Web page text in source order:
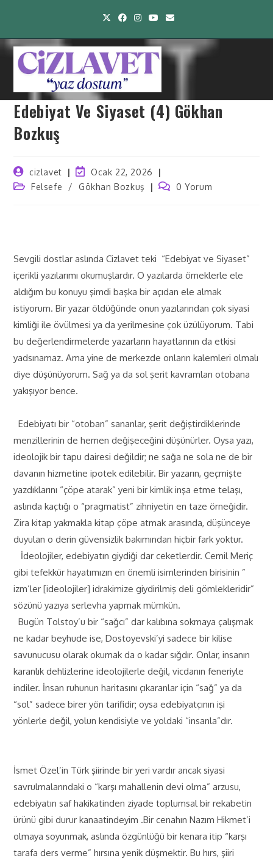
Edebiyat Ve Siyaset (4) Gökhan
Bozkuş
cizlavet
Ocak 22, 2026
Felsefe
/ Gökhan Bozkuş 0 Yorum
Sevgili dostlar aslında Cizlavet teki “Edebiyat ve Siyaset”
içerikli yazılarımı okumuşlardır. O yazılarda örneklerle ele
aldığım bu konuyu şimdi başka bir açıdan ele almak
istiyorum. Bir yazar öldüğünde onun yazılarından çok siyasi
kimliği ile övülmesi ya da yerilmesine çok üzülüyorum. Tabi
bu değerlendirmelerde yazarların hayatlarının da etkisi
yadsınamaz. Ama yine de merkezde onların kalemleri olmalı
diye düşünüyorum. Sağ ya da sol şerit kavramları otobana
yakışıyor bence.
Edebiyatı bir “otoban” sananlar, şerit değiştirdiklerinde
menzillerinin de hemen değişeceğini düşünürler. Oysa yazı,
ideolojik bir tapu dairesi değildir; ne sağa ne sola ne de bir
davanın hizmetine ipotek edilebilir. Bir yazarın, geçmişte
yazdıklarını “çöpe atarak” yeni bir kimlik inşa etme telaşı,
aslında kaçtığı o “pragmatist” zihniyetin en taze örneğidir.
Zira kitap yakmakla kitap çöpe atmak arasında, düşünceye
duyulan o derin güvensizlik bakımından hiçbir fark yoktur.
İdeolojiler, edebiyatın giydiği dar ceketlerdir. Cemil Meriç
gibi tefekkür hayatımızın en önemli isimlerinden birisinin ”
izm’ler [ideolojiler] idrakimize giydirilmiş deli gömlekleridir”
sözünü yazıya serlevha yapmak mümkün.
Bugün Tolstoy’u bir “sağcı” dar kalıbına sokmaya çalışmak
ne kadar beyhude ise, Dostoyevski’yi sadece bir kilise
savunucusu olarak okumak da o kadar sığdır. Onlar, insanın
karanlık dehlizlerine ideolojilerle değil, vicdanın feneriyle
indiler. İnsan ruhunun haritasını çıkaranlar için “sağ” ya da
“sol” sadece birer yön tarifidir; oysa edebiyatçının işi
yönlerle değil, yolun kendisiyle ve yoldaki “insanla”dır.
İsmet Özel’in Türk şiirinde bir yeri vardır ancak siyasi
savrulmalarındaki o “karşı mahallenin devi olma” arzusu,
edebiyatın saf hakikatinden ziyade toplumsal bir rekabetin
ürünü gibi durur kanaatindeyim .Bir cenahın Nazım Hikmet’i
olmaya soyunmak, aslında özgünlüğü bir kenara itip “karşı
tarafa ders verme” hırsına yenik düşmektir. Bu hırs, şiiri